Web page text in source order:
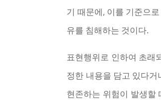
기 때문에, 이를 기준으
유를 침해하는 것이다.
표현행위로 인하여 초래
정한 내용을 담고 있다
현존하는 위험이 발생할